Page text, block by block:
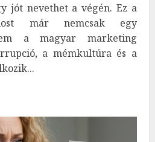
jót nevethet a végén. Ez a
már nemcsak egy
a magyar marketing
a mémkultúra és a